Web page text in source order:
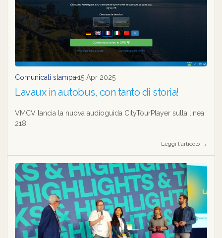
Comunicati stampa 15 Apr 2025
Lavaux in autobus, con tanto di storia!
VMCV lancia la nuova audioguida CityTourPlayer sulla linea
218
Leggi l‘articolo →